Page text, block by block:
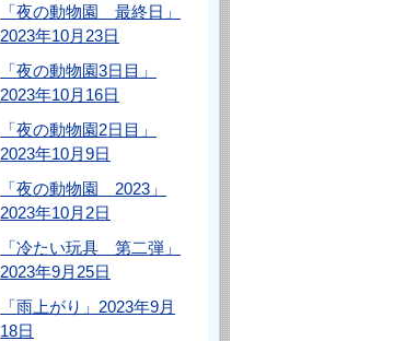
「夜の動物園 最終日」
2023年10月23日
「夜の動物園3日目」
2023年10月16日
「夜の動物園2日目」
2023年10月9日
「夜の動物園 2023」
2023年10月2日
「冷たい玩具 第二弾」
2023年9月25日
「雨上がり」2023年9月
18日